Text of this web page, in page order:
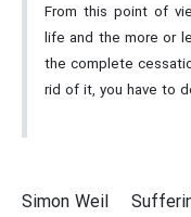
From this point of
life and the more or
the complete
rid of it, you have to
Simon Weil